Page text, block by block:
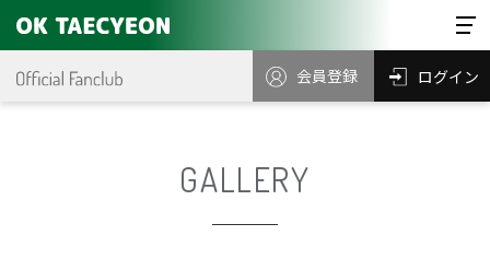
会員登録 ログイン
GALLERY